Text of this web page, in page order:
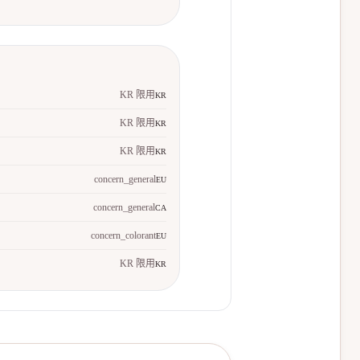
KR 限用KR
KR 限用KR
KR 限用KR
concern_generalEU
concern_generalCA
concern_colorantEU
KR 限用KR